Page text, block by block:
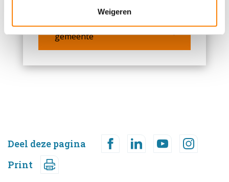
verzameld op basis van uw gebruik van hun services.
Weigeren
Bekijk ons aanbod per
gemeente
Deel deze pagina
Print